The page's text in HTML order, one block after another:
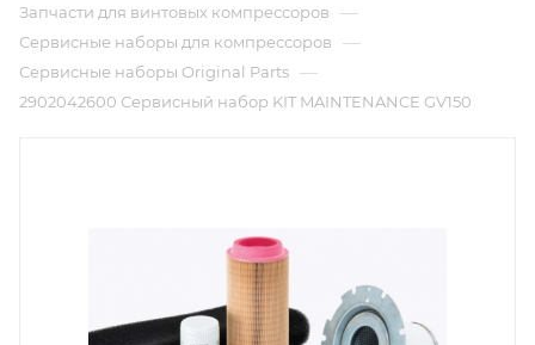
Запчасти для винтовых компрессоров —
Сервисные наборы для компрессоров —
Сервисные наборы Original Parts —
2902042600 Сервисный набор KIT MAINTENANCE GV150